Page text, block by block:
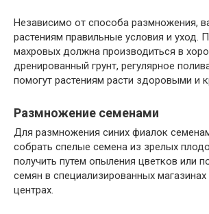
Независимо от способа размножения,
растениям правильные условия и уход.
махровых должна производиться в
дренированный грунт, регулярное
помогут растениям расти здоровыми и
Размножение семенами
Для размножения синих фиалок
собрать спелые семена из зрелых
получить путем опыления цветков или
семян в специализированных
центрах.